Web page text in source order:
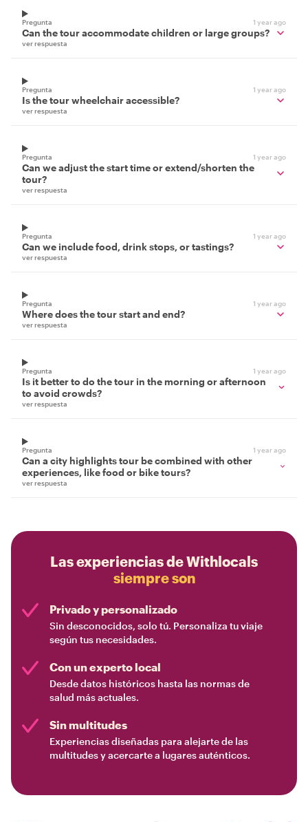
Pregunta 1 year ago
Can the tour accommodate children or large groups?
ver respuesta
Pregunta 1 year ago
Is the tour wheelchair accessible?
ver respuesta
Pregunta 1 year ago
Can we adjust the start time or extend/shorten the
tour?
ver respuesta
Pregunta 1 year ago
Can we include food, drink stops, or tastings?
ver respuesta
Pregunta 1 year ago
Where does the tour start and end?
ver respuesta
Pregunta 1 year ago
Is it better to do the tour in the morning or afternoon
to avoid crowds?
ver respuesta
Pregunta 1 year ago
Can a city highlights tour be combined with other
experiences, like food or bike tours?
ver respuesta
Las experiencias de Withlocals
siempre son
Privado y personalizado
Sin desconocidos, solo tú. Personaliza tu viaje
según tus necesidades.
Con un experto local
Desde datos históricos hasta las normas de
salud más actuales.
Sin multitudes
Experiencias diseñadas para alejarte de las
multitudes y acercarte a lugares auténticos.